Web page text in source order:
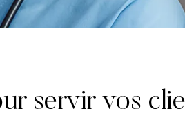
servir vos